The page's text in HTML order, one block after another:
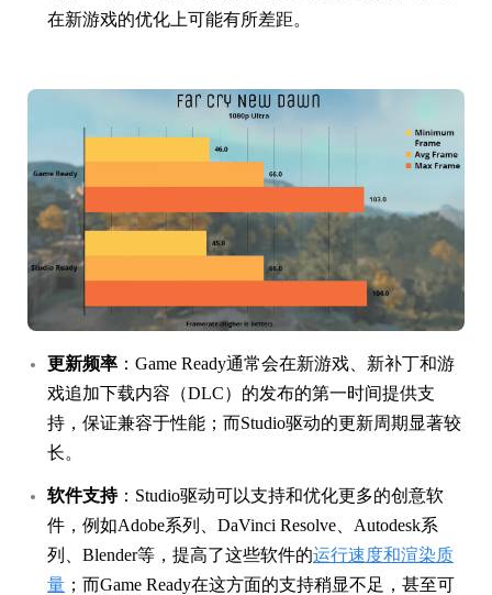
在新游戏的优化上可能有所差距。
更新频率 ：Game Ready通常会在新游戏、新补丁和游
戏追加下载内容（DLC）的发布的第一时间提供支
持，保证兼容于性能；而Studio驱动的更新周期显著较
长。
软件支持：Studio驱动可以支持和优化更多的创意软
件，例如Adobe系列、DaVinci Resolve、Autodesk系
列、Blender等，提高了这些软件的运行速度和渲染质
量 ；而Game Ready在这方面的支持稍显不足，甚至可